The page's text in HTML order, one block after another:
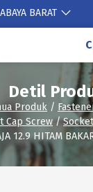
BARAT
Detil
Produk /
Cap Screw/
12.9 HITAM